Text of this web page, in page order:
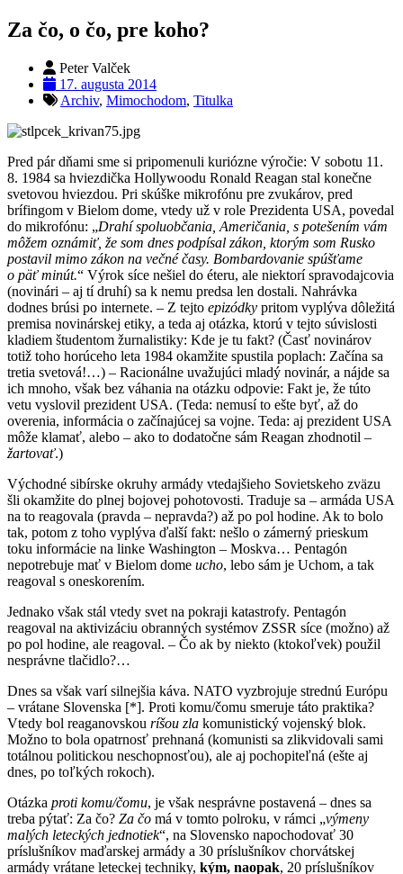
Za čo, o čo, pre koho?
Peter Valček
17. augusta 2014
Archiv, Mimochodom, Titulka
Pred pár dňami sme si pripomenuli kuriózne výročie: V sobotu 11.
8. 1984 sa hviezdička Hollywoodu Ronald Reagan stal konečne
svetovou hviezdou. Pri skúške mikrofónu pre zvukárov, pred
brífingom v Bielom dome, vtedy už v role Prezidenta USA, povedal
do mikrofónu: „Drahí spoluobčania, Američania, s potešením vám
môžem oznámiť, že som dnes podpísal zákon, ktorým som Rusko
postavil mimo zákon na večné časy. Bombardovanie spúšťame
o päť minút.“ Výrok síce nešiel do éteru, ale niektorí spravodajcovia
(novinári – aj tí druhí) sa k nemu predsa len dostali. Nahrávka
dodnes brúsi po internete. – Z tejto epizódky pritom vyplýva dôležitá
premisa novinárskej etiky, a teda aj otázka, ktorú v tejto súvislosti
kladiem študentom žurnalistiky: Kde je tu fakt? (Časť novinárov
totiž toho horúceho leta 1984 okamžite spustila poplach: Začína sa
tretia svetová!…) – Racionálne uvažujúci mladý novinár, a nájde sa
ich mnoho, však bez váhania na otázku odpovie: Fakt je, že túto
vetu vyslovil prezident USA. (Teda: nemusí to ešte byť, až do
overenia, informácia o začínajúcej sa vojne. Teda: aj prezident USA
môže klamať, alebo – ako to dodatočne sám Reagan zhodnotil –
žartovať.)
Východné sibírske okruhy armády vtedajšieho Sovietskeho zväzu
šli okamžite do plnej bojovej pohotovosti. Traduje sa – armáda USA
na to reagovala (pravda – nepravda?) až po pol hodine. Ak to bolo
tak, potom z toho vyplýva ďalší fakt: nešlo o zámerný prieskum
toku informácie na linke Washington – Moskva… Pentagón
nepotrebuje mať v Bielom dome ucho, lebo sám je Uchom, a tak
reagoval s oneskorením.
Jednako však stál vtedy svet na pokraji katastrofy. Pentagón
reagoval na aktivizáciu obranných systémov ZSSR síce (možno) až
po pol hodine, ale reagoval. – Čo ak by niekto (ktokoľvek) použil
nesprávne tlačidlo?…
Dnes sa však varí silnejšia káva. NATO vyzbrojuje strednú Európu
– vrátane Slovenska [*]. Proti komu/čomu smeruje táto praktika?
Vtedy bol reaganovskou ríšou zla komunistický vojenský blok.
Možno to bola opatrnosť prehnaná (komunisti sa zlikvidovali sami
totálnou politickou neschopnosťou), ale aj pochopiteľná (ešte aj
dnes, po toľkých rokoch).
Otázka proti komu/čomu, je však nesprávne postavená – dnes sa
treba pýtať: Za čo? Za čo má v tomto polroku, v rámci „výmeny
malých leteckých jednotiek“, na Slovensko napochodovať 30
príslušníkov maďarskej armády a 30 príslušníkov chorvátskej
armády vrátane leteckej techniky, kým, naopak, 20 príslušníkov